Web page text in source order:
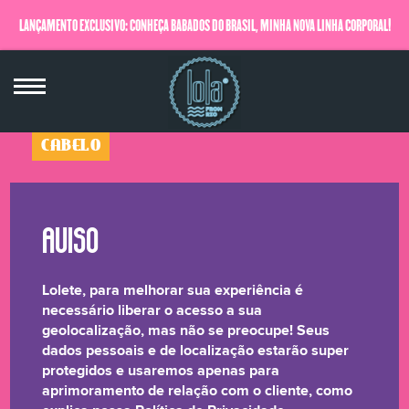
LANÇAMENTO EXCLUSIVO: CONHEÇA BABADOS DO BRASIL, MINHA NOVA LINHA CORPORAL!
QUERO SABER MAIS
CABELO
Be(M)dita Ghee
☆☆☆☆☆
Seus fios vão nos agradecer, porque os queridinhos das
Loletes, agora com óleos, que são puro poder para
suas madeixas se uniram para um cronograma suuuper
Lolete, para melhorar sua experiência é
necessário liberar o acesso a sua
geolocalização, mas não se preocupe! Seus
dados pessoais e de localização estarão super
protegidos e usaremos apenas para
aprimoramento de relação com o cliente, como